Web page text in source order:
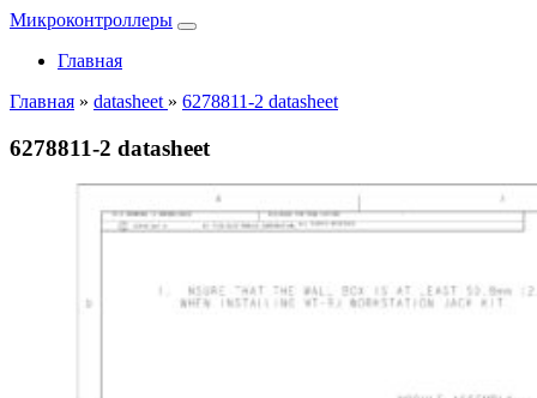
Микроконтроллеры
Главная
Главная » datasheet » 6278811-2 datasheet
6278811-2 datasheet